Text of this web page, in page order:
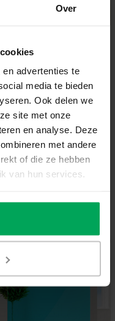
Over
advertenties te
media te bieden
Ook delen we
site met onze
en analyse. Deze
met andere
of die ze hebben
van hun services.
colored
| GK39 | Orange
Transparent / No sight restriction
Easy to apply yourself
View